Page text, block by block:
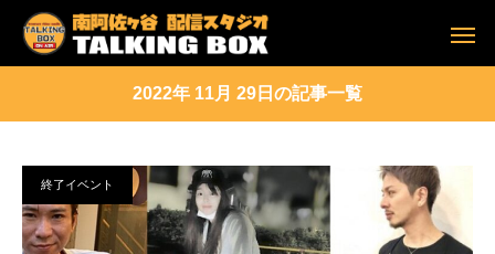
2022年 11月 29日の記事一覧
終了イベント